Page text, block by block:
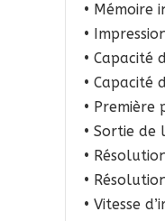
• Mémoire
•
• Capacité
• Capacité
• Première
• Sortie de
•
•
• Vitesse